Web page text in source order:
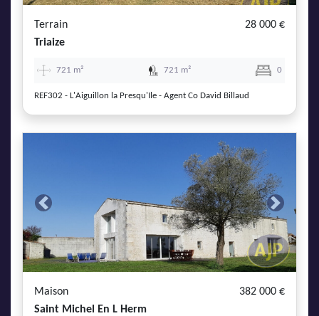
Terrain
28 000 €
Triaize
721 m² 721 m² 0
REF302 - L'Aiguillon la Presqu'Ile - Agent Co David Billaud
Previous Next
Maison
382 000 €
Saint Michel En L Herm